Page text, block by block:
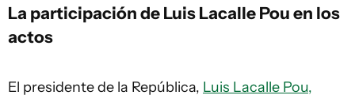
La participación de Luis Lacalle Pou en los
actos
El presidente de la República, Luis Lacalle Pou,